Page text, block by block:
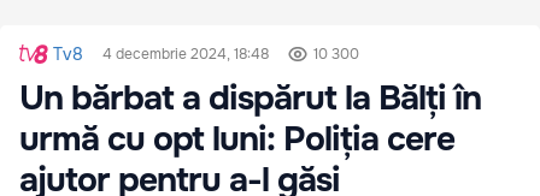
Tv8 4 decembrie 2024, 18:48 10 300
Un bărbat a dispărut la Bălți în
urmă cu opt luni: Poliția cere
ajutor pentru a-l găsi